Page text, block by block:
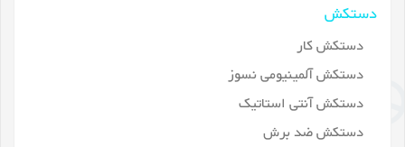
دستکش
دستکش کار
دستکش آلمینیومی نسوز
دستکش آنتی استاتیک
دستکش ضد برش